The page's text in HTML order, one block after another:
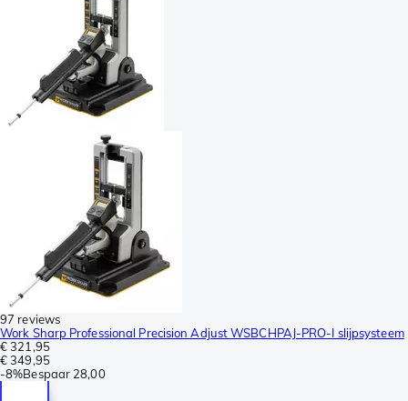
97 reviews
Work Sharp Professional Precision Adjust WSBCHPAJ-PRO-I slijpsysteem
€ 321,95
€ 349,95
-8%Bespaar 28,00